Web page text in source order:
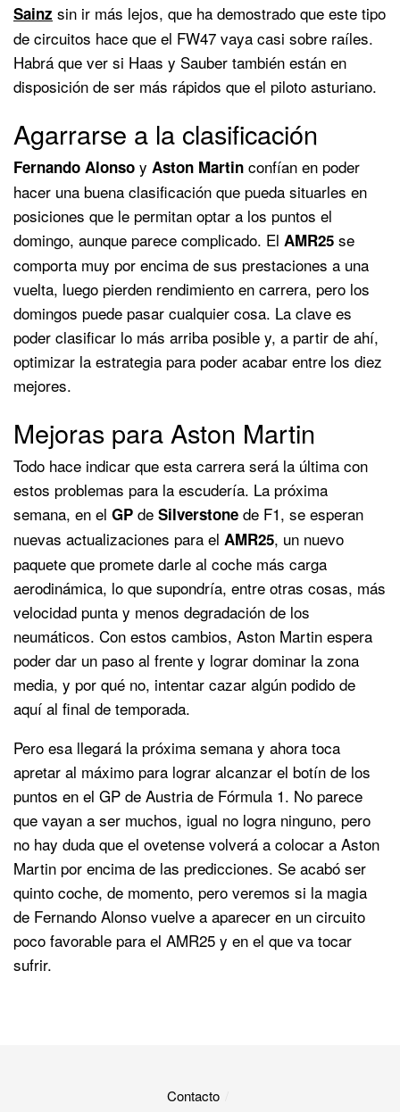
Sainz sin ir más lejos, que ha demostrado que este tipo
de circuitos hace que el FW47 vaya casi sobre raíles.
Habrá que ver si Haas y Sauber también están en
disposición de ser más rápidos que el piloto asturiano.
Agarrarse a la clasificación
Fernando Alonso y Aston Martin confían en poder
hacer una buena clasificación que pueda situarles en
posiciones que le permitan optar a los puntos el
domingo, aunque parece complicado. El AMR25 se
comporta muy por encima de sus prestaciones a una
vuelta, luego pierden rendimiento en carrera, pero los
domingos puede pasar cualquier cosa. La clave es
poder clasificar lo más arriba posible y, a partir de ahí,
optimizar la estrategia para poder acabar entre los diez
mejores.
Mejoras para Aston Martin
Todo hace indicar que esta carrera será la última con
estos problemas para la escudería. La próxima
semana, en el GP de Silverstone de F1, se esperan
nuevas actualizaciones para el AMR25, un nuevo
paquete que promete darle al coche más carga
aerodinámica, lo que supondría, entre otras cosas, más
velocidad punta y menos degradación de los
neumáticos. Con estos cambios, Aston Martin espera
poder dar un paso al frente y lograr dominar la zona
media, y por qué no, intentar cazar algún podido de
aquí al final de temporada.
Pero esa llegará la próxima semana y ahora toca
apretar al máximo para lograr alcanzar el botín de los
puntos en el GP de Austria de Fórmula 1. No parece
que vayan a ser muchos, igual no logra ninguno, pero
no hay duda que el ovetense volverá a colocar a Aston
Martin por encima de las predicciones. Se acabó ser
quinto coche, de momento, pero veremos si la magia
de Fernando Alonso vuelve a aparecer en un circuito
poco favorable para el AMR25 y en el que va tocar
sufrir.
Contacto